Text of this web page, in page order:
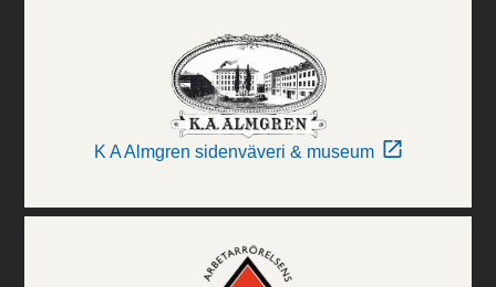
K A Almgren sidenväveri & museum